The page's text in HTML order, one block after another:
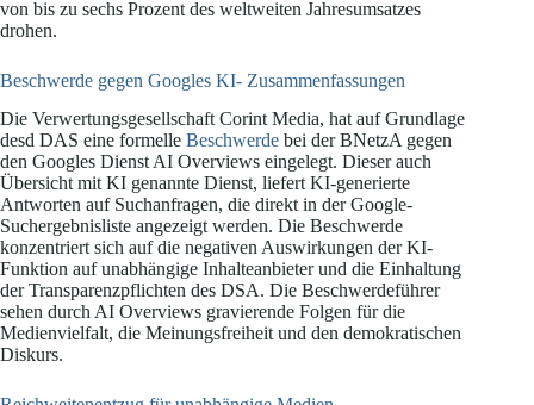
von bis zu sechs Prozent des weltweiten Jahresumsatzes
drohen.
Beschwerde gegen Googles KI- Zusammenfassungen
Die Verwertungsgesellschaft Corint Media, hat auf Grundlage
desd DAS eine formelle Beschwerde bei der BNetzA gegen
den Googles Dienst AI Overviews eingelegt. Dieser auch
Übersicht mit KI genannte Dienst, liefert KI-generierte
Antworten auf Suchanfragen, die direkt in der Google-
Suchergebnisliste angezeigt werden. Die Beschwerde
konzentriert sich auf die negativen Auswirkungen der KI-
Funktion auf unabhängige Inhalteanbieter und die Einhaltung
der Transparenzpflichten des DSA. Die Beschwerdeführer
sehen durch AI Overviews gravierende Folgen für die
Medienvielfalt, die Meinungsfreiheit und den demokratischen
Diskurs.